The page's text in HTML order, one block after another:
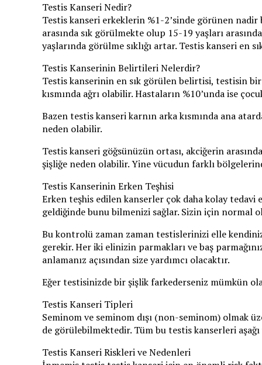
Testis Kanseri Nedir?
Testis kanseri erkeklerin %1-2’sinde görünen
arasında sık görülmekte olup 15-19 yaşları
yaşlarında görülme sıklığı artar. Testis kanseri
Testis Kanserinin Belirtileri Nelerdir?
Testis kanserinin en sık görülen belirtisi, testisin
kısmında ağrı olabilir. Hastaların %10’unda ise
Bazen testis kanseri karnın arka kısmında ana
neden olabilir.
Testis kanseri göğsünüzün ortası, akciğerin
şişliğe neden olabilir. Yine vücudun farklı
Testis Kanserinin Erken Teşhisi
Erken teşhis edilen kanserler çok daha kolay
geldiğinde bunu bilmenizi sağlar. Sizin için
Bu kontrolü zaman zaman testislerinizi elle
gerekir. Her iki elinizin parmakları ve baş
anlamanız açısından size yardımcı olacaktır.
Eğer testisinizde bir şişlik farkederseniz mümkün
Testis Kanseri Tipleri
Seminom ve seminom dışı (non-seminom) olmak
de görülebilmektedir. Tüm bu testis kanserleri
Testis Kanseri Riskleri ve Nedenleri